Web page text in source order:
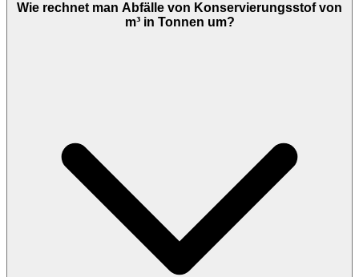
Wie rechnet man Abfälle von Konservierungsstof von
m³ in Tonnen um?